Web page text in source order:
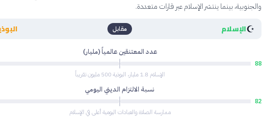
والجنوبية، بينما ينتشر الإسلام عبر قارات متعددة.
☪️الإسلام مقابل
عدد المعتنقين عالمياً (مليار)
88
الإسلام 1.8 مليار، البوذية 500 مليون تقريباً
نسبة الالتزام الديني اليومي
82
ممارسة الصلاة والعبادات اليومية أعلى في الإسلام